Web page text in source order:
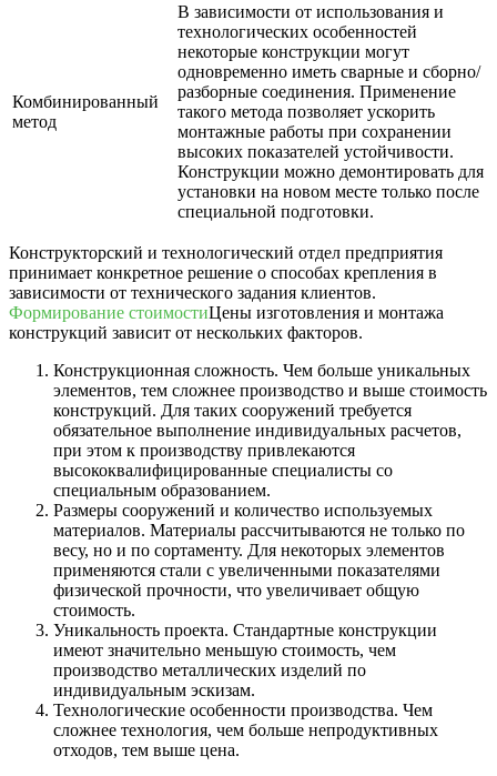
Комбинированный
метод
В зависимости от использования и
технологических особенностей
некоторые конструкции могут
одновременно иметь сварные и сборно/
разборные соединения. Применение
такого метода позволяет ускорить
монтажные работы при сохранении
высоких показателей устойчивости.
Конструкции можно демонтировать для
установки на новом месте только после
специальной подготовки.
Конструкторский и технологический отдел предприятия
принимает конкретное решение о способах крепления в
зависимости от технического задания клиентов.
Формирование стоимостиЦены изготовления и монтажа
конструкций зависит от нескольких факторов.
Конструкционная сложность. Чем больше уникальных
элементов, тем сложнее производство и выше стоимость
конструкций. Для таких сооружений требуется
обязательное выполнение индивидуальных расчетов,
при этом к производству привлекаются
высококвалифицированные специалисты со
специальным образованием.
Размеры сооружений и количество используемых
материалов. Материалы рассчитываются не только по
весу, но и по сортаменту. Для некоторых элементов
применяются стали с увеличенными показателями
физической прочности, что увеличивает общую
стоимость.
Уникальность проекта. Стандартные конструкции
имеют значительно меньшую стоимость, чем
производство металлических изделий по
индивидуальным эскизам.
Технологические особенности производства. Чем
сложнее технология, чем больше непродуктивных
отходов, тем выше цена.